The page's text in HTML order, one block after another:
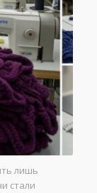
лишь
стали